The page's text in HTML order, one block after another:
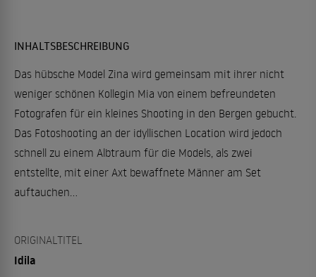
INHALTSBESCHREIBUNG
Das hübsche Model Zina wird gemeinsam mit ihrer nicht
weniger schönen Kollegin Mia von einem befreundeten
Fotografen für ein kleines Shooting in den Bergen gebucht.
Das Fotoshooting an der idyllischen Location wird jedoch
schnell zu einem Albtraum für die Models, als zwei
entstellte, mit einer Axt bewaffnete Männer am Set
auftauchen...
ORIGINALTITEL
Idila